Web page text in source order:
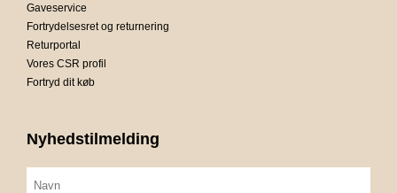
Gaveservice
Fortrydelsesret og returnering
Returportal
Vores CSR profil
Fortryd dit køb
Nyhedstilmelding